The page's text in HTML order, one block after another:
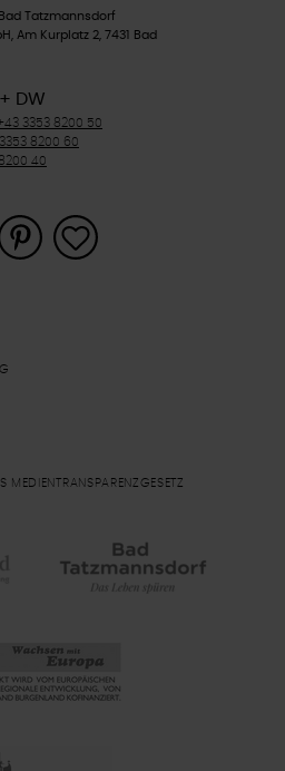
Tatzmannsdorf
Am Kurplatz 2, 7431 Bad
DW
3353 8200 50
8200 60
40